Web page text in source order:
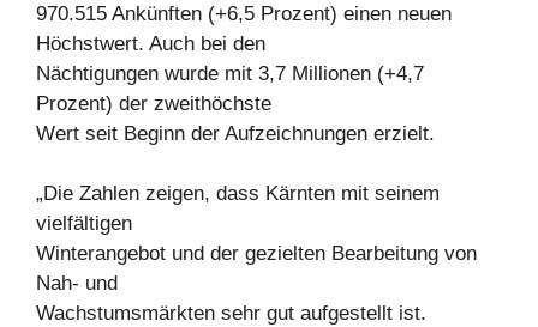
970.515 Ankünften (+6,5 Prozent) einen neuen
Höchstwert. Auch bei den
Nächtigungen wurde mit 3,7 Millionen (+4,7
Prozent) der zweithöchste
Wert seit Beginn der Aufzeichnungen erzielt.
„Die Zahlen zeigen, dass Kärnten mit seinem
vielfältigen
Winterangebot und der gezielten Bearbeitung von
Nah- und
Wachstumsmärkten sehr gut aufgestellt ist.